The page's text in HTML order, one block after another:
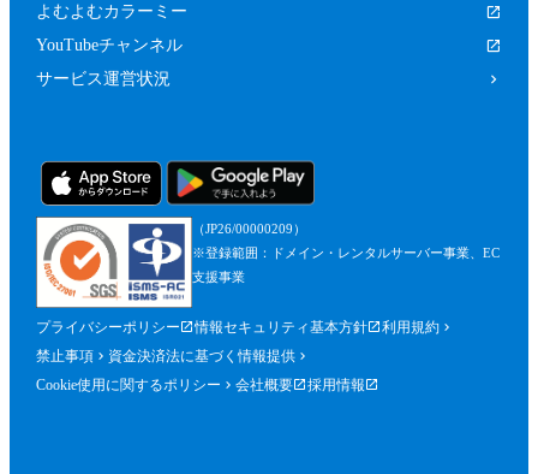
よむよむカラーミー
YouTubeチャンネル
サービス運営状況
（JP26/00000209）
※登録範囲：ドメイン・レンタルサーバー事業、EC
支援事業
プライバシーポリシー 情報セキュリティ基本方針
利用規約
禁止事項
資金決済法に基づく情報提供
Cookie使用に関するポリシー
会社概要 採用情報